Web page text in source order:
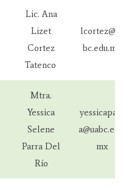
Lic. Ana
Lizet
Cortez
Tatenco
lcortez@ua
bc.edu.mx
Mtra.
Yessica
Selene
Parra Del
Río
yessicaparr
a@uabc.edu.
mx